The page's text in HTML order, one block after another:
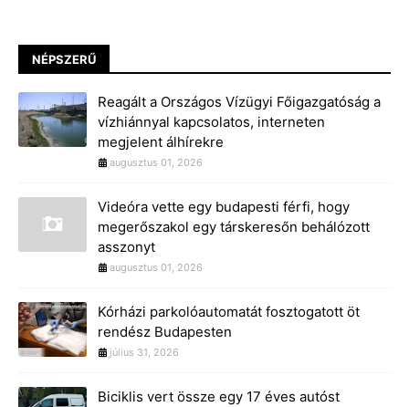
NÉPSZERŰ
Reagált a Országos Vízügyi Főigazgatóság a
vízhiánnyal kapcsolatos, interneten
megjelent álhírekre
augusztus 01, 2026
Videóra vette egy budapesti férfi, hogy
megerőszakol egy társkeresőn behálózott
asszonyt
augusztus 01, 2026
Kórházi parkolóautomatát fosztogatott öt
rendész Budapesten
július 31, 2026
Biciklis vert össze egy 17 éves autóst